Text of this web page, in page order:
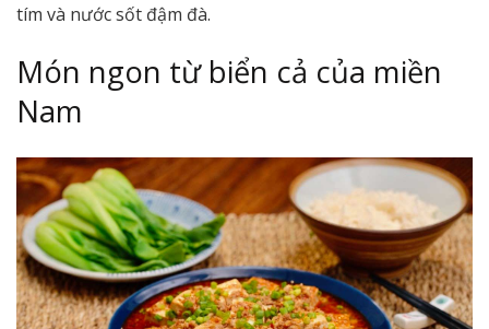
tím và nước sốt đậm đà.
Món ngon từ biển cả của miền
Nam